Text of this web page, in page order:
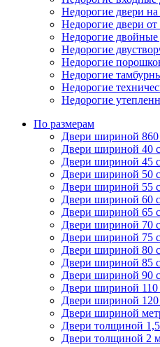
Недорогие двери
Недорогие двери от
Недорогие двойные
Недорогие
Недорогие
Недорогие
Недорогие
Недорогие
По размерам
Двери шириной
Двери шириной 40
Двери шириной 45
Двери шириной 50
Двери шириной 55
Двери шириной 60
Двери шириной 65
Двери шириной 70
Двери шириной 75
Двери шириной 80
Двери шириной 85
Двери шириной 90
Двери шириной 110
Двери шириной
Двери шириной
Двери толщиной
Двери толщиной 2